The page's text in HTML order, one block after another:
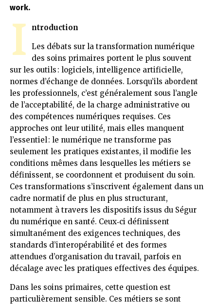
work.
I ntroduction
Les débats sur la transformation numérique
des soins primaires portent le plus souvent
sur les outils : logiciels, intelligence artificielle,
normes d’échange de données. Lorsqu’ils abordent
les professionnels, c’est généralement sous l’angle
de l’acceptabilité, de la charge administrative ou
des compétences numériques requises. Ces
approches ont leur utilité, mais elles manquent
l’essentiel : le numérique ne transforme pas
seulement les pratiques existantes, il modifie les
conditions mêmes dans lesquelles les métiers se
définissent, se coordonnent et produisent du soin.
Ces transformations s’inscrivent également dans un
cadre normatif de plus en plus structurant,
notamment à travers les dispositifs issus du Ségur
du numérique en santé. Ceux‑ci définissent
simultanément des exigences techniques, des
standards d’interopérabilité et des formes
attendues d’organisation du travail, parfois en
décalage avec les pratiques effectives des équipes.
Dans les soins primaires, cette question est
particulièrement sensible. Ces métiers se sont